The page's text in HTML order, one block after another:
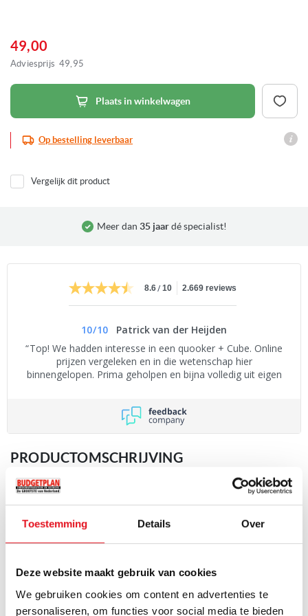
Toestemming Details Over
Deze website maakt gebruik van cookies
We gebruiken cookies om content en advertenties te
personaliseren, om functies voor social media te bieden
het
begin
van
afbeeldingen-
49,00
Adviesprijs 49,95
Plaats in winkelwagen
Op bestelling leverbaar
Vergelijk dit product
Meer dan 35 jaar dé specialist!
8.6/ 10 2.669 reviews
10/10
Patrick van der Heijden
Top! We hadden interesse in een quooker + Cube. Online
prijzen vergeleken en in die wetenschap hier
binnengelopen. Prima geholpen en bijna volledig uit eigen
PRODUCTOMSCHRIJVING
De Siemens SZ34DB04 Vario besteklade tbv. 45 cm brede
vaatwasser
VarioDrawer Pro: Uitzonderlijk handig te verplaatsen met
zichtbaar verbeterde flexibiliteit voor nog meer
Bestek en kleine keukenspullen kunnen veilig worden
opgeborgen met een optimaal gebruik van de ruimte en
effectief worden gereinigd en verwijderd
PRODUCTSPECIFICATIES